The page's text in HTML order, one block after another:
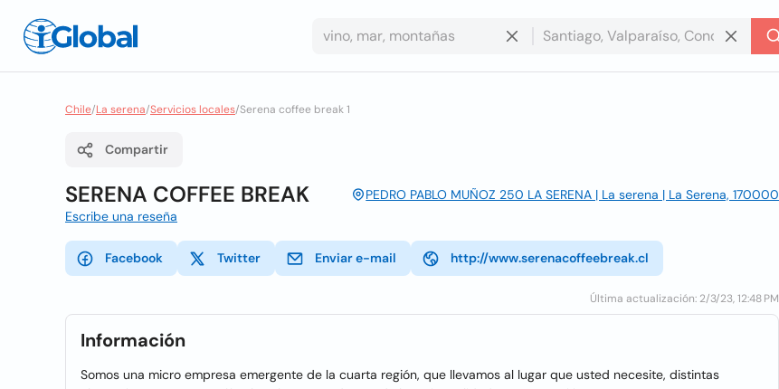
Chile/La serena/Servicios locales/Serena coffee break 1
Compartir
SERENA COFFEE BREAK
PEDRO PABLO MUÑOZ 250 LA SERENA | La serena | La Serena, 170000
Escribe una reseña
Facebook Twitter Enviar e-mail http://www.serenacoffeebreak.cl
Última actualización: 2/3/23, 12:48 PM
Información
Somos una micro empresa emergente de la cuarta región, que llevamos al lugar que usted necesite, distintas